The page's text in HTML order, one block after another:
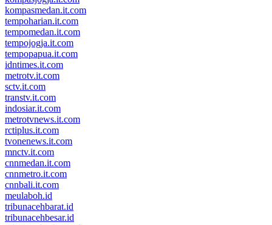
kompasmedan.it.com
tempoharian.it.com
tempomedan.it.com
tempojogja.it.com
tempopapua.it.com
idntimes.it.com
metrotv.it.com
sctv.it.com
transtv.it.com
indosiar.it.com
metrotvnews.it.com
rctiplus.it.com
tvonenews.it.com
mnctv.it.com
cnnmedan.it.com
cnnmetro.it.com
cnnbali.it.com
meulaboh.id
tribunacehbarat.id
tribunacehbesar.id